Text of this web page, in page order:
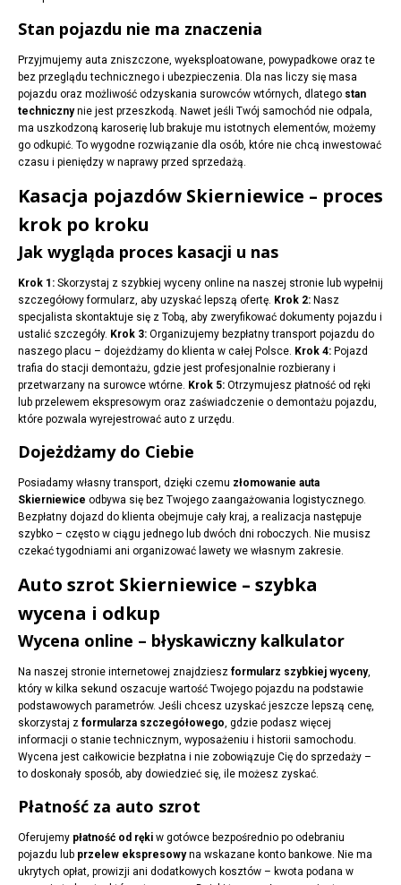
Stan pojazdu nie ma znaczenia
Przyjmujemy auta zniszczone, wyeksploatowane, powypadkowe oraz te
bez przeglądu technicznego i ubezpieczenia. Dla nas liczy się masa
pojazdu oraz możliwość odzyskania surowców wtórnych, dlatego stan
technicznynie jest przeszkodą. Nawet jeśli Twój samochód nie odpala,
ma uszkodzoną karoserię lub brakuje mu istotnych elementów, możemy
go odkupić. To wygodne rozwiązanie dla osób, które nie chcą inwestować
czasu i pieniędzy w naprawy przed sprzedażą.
Kasacja pojazdów Skierniewice – proces
krok po kroku
Jak wygląda proces kasacji u nas
Krok 1: Skorzystaj z szybkiej wyceny online na naszej stronie lub wypełnij
szczegółowy formularz, aby uzyskać lepszą ofertę. Krok 2: Nasz
specjalista skontaktuje się z Tobą, aby zweryfikować dokumenty pojazdu i
ustalić szczegóły. Krok 3: Organizujemy bezpłatny transport pojazdu do
naszego placu – dojeżdżamy do klienta w całej Polsce. Krok 4: Pojazd
trafia do stacji demontażu, gdzie jest profesjonalnie rozbierany i
przetwarzany na surowce wtórne. Krok 5: Otrzymujesz płatność od ręki
lub przelewem ekspresowym oraz zaświadczenie o demontażu pojazdu,
które pozwala wyrejestrować auto z urzędu.
Dojeżdżamy do Ciebie
Posiadamy własny transport, dzięki czemu złomowanie auta
Skierniewice odbywa się bez Twojego zaangażowania logistycznego.
Bezpłatny dojazd do klienta obejmuje cały kraj, a realizacja następuje
szybko – często w ciągu jednego lub dwóch dni roboczych. Nie musisz
czekać tygodniami ani organizować lawety we własnym zakresie.
Auto szrot Skierniewice – szybka
wycena i odkup
Wycena online – błyskawiczny kalkulator
Na naszej stronie internetowej znajdziesz formularz szybkiej wyceny,
który w kilka sekund oszacuje wartość Twojego pojazdu na podstawie
podstawowych parametrów. Jeśli chcesz uzyskać jeszcze lepszą cenę,
skorzystaj z formularza szczegółowego, gdzie podasz więcej
informacji o stanie technicznym, wyposażeniu i historii samochodu.
Wycena jest całkowicie bezpłatna i nie zobowiązuje Cię do sprzedaży –
to doskonały sposób, aby dowiedzieć się, ile możesz zyskać.
Płatność za auto szrot
Oferujemy płatność od ręki w gotówce bezpośrednio po odebraniu
pojazdu lub przelew ekspresowyna wskazane konto bankowe. Nie ma
ukrytych opłat, prowizji ani dodatkowych kosztów – kwota podana w